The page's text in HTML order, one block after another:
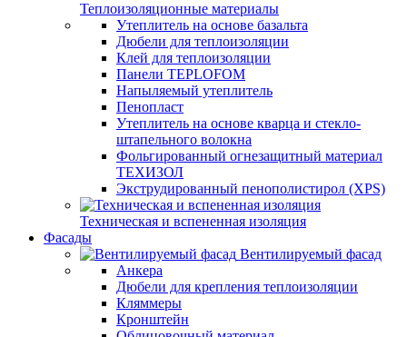
Теплоизоляционные материалы
Утеплитель на основе базальта
Дюбели для теплоизоляции
Клей для теплоизоляции
Панели TEPLOFOM
Напыляемый утеплитель
Пенопласт
Утеплитель на основе кварца и стекло-
штапельного волокна
Фольгированный огнезащитный материал
ТЕХИЗОЛ
Экструдированный пенополистирол (XPS)
Техническая и вспененная изоляция
Фасады
Вентилируемый фасад
Анкера
Дюбели для крепления теплоизоляции
Кляммеры
Кронштейн